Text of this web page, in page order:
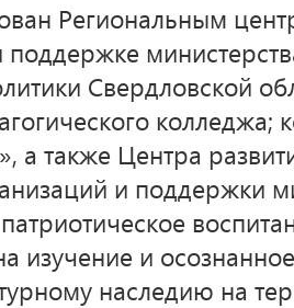
Региональным
поддержке
Свердловской
а также Центра
и поддержки
изучение и
наследию на